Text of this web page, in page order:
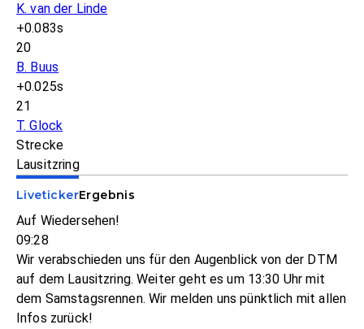
K. van der Linde
+0.083s
20
B. Buus
+0.025s
21
T. Glock
Strecke
Lausitzring
LivetickerErgebnis
Auf Wiedersehen!
09:28
Wir verabschieden uns für den Augenblick von der DTM
auf dem Lausitzring. Weiter geht es um 13:30 Uhr mit
dem Samstagsrennen. Wir melden uns pünktlich mit allen
Infos zurück!